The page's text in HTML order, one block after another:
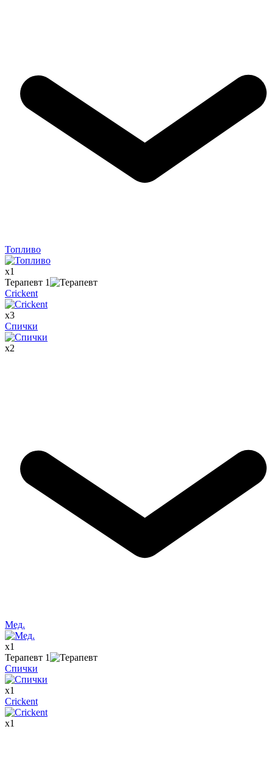
Топливо
x1
Терапевт 1
Crickent
x3
Спички
x2
Мед.
x1
Терапевт 1
Спички
x1
Crickent
x1